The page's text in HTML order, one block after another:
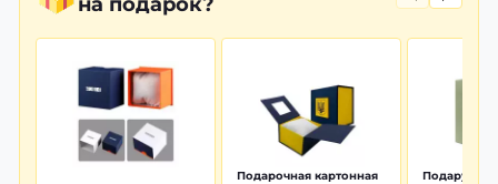
Подарочная картонная